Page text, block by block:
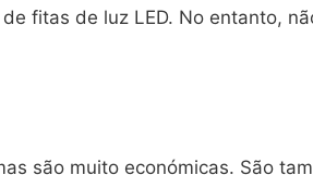
fitas de luz LED. No entanto,
são muito económicas. São